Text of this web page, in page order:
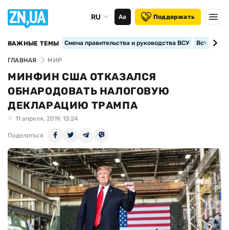
RU Аа Поддержать
ВАЖНЫЕ ТЕМЫ Смена правительства и руководства ВСУ
ГЛАВНАЯ МИР
МИНФИН США ОТКАЗАЛСЯ
ОБНАРОДОВАТЬ НАЛОГОВУЮ
ДЕКЛАРАЦИЮ ТРАМПА
11 апреля, 2019, 13:24
Поделиться